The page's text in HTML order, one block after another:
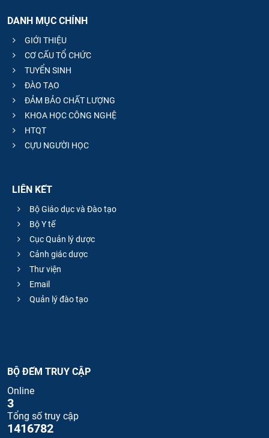
DANH MỤC CHÍNH
GIỚI THIỆU
CƠ CẤU TỔ CHỨC
TUYỂN SINH
ĐÀO TẠO
ĐẢM BẢO CHẤT LƯỢNG
KHOA HỌC CÔNG NGHỆ
HTQT
CỰU NGƯỜI HỌC
LIÊN KẾT
Bộ Giáo dục và Đào tạo
Bộ Y tế
Cục Quản lý dược
Cảnh giác dược
Thư viện
Email
Quản lý đào tạo
BỘ ĐẾM TRUY CẬP
Online
3
Tổng số truy cập
1416782